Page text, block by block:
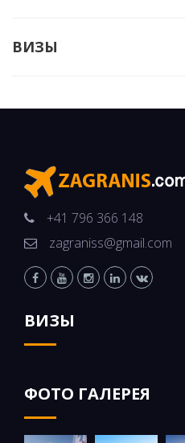
ВИЗЫ
+41 796 366 148
zagraniss@gmail.com
ВИЗЫ
ФОТО ГАЛЕРЕЯ